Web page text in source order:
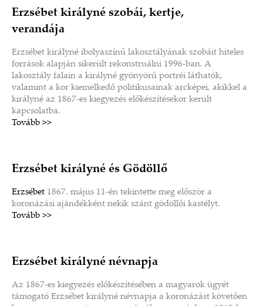
Erzsébet királyné szobái, kertje,
verandája
Erzsébet királyné ibolyaszínű lakosztályának szobáit hiteles
források alapján sikerült rekonstruálni 1996-ban. A
lakosztály falain a királyné gyönyörű portréi láthatók,
valamint a kor kiemelkedő politikusainak arcképei, akikkel a
királyné az 1867-es kiegyezés előkészítésekor került
kapcsolatba.
Tovább >>
Erzsébet királyné és Gödöllő
Erzsébet 1867. május 11-én tekintette meg először a
koronázási ajándékként nekik szánt gödöllői kastélyt.
Tovább >>
Erzsébet királyné névnapja
Az 1867-es kiegyezés előkészítésében a magyarok ügyét
támogató Erzsébet királyné névnapja a koronázást követően